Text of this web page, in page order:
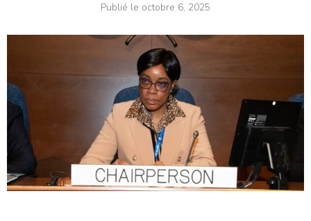
Publié le octobre 6, 2025